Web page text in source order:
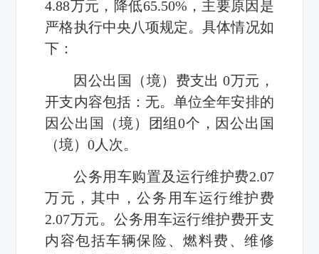
4.88万元，降低65.50% ，主要原因是
严格执行中央八项规定。具体情况如
下：
因公出国（境）费支出0万元，
开支内容包括：无。单位全年安排的
因公出国（境）团组0个，因公出国
（境）0人次。
公务用车购置及运行维护费2.07
万元，其中，公务用车运行维护费
2.07万元。公务用车运行维护费开支
内容包括车辆保险、燃料费、维修